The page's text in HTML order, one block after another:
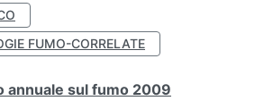
FUMO-CORRELATE
annuale sul fumo 2009